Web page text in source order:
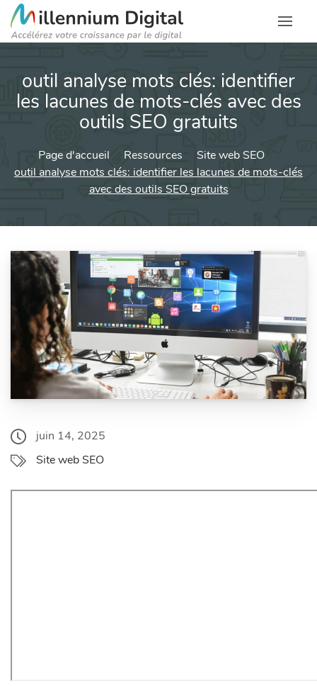
outil analyse mots clés: identifier
les lacunes de mots-clés avec des
outils SEO gratuits
Page d'accueil Ressources
Site web SEO
outil analyse mots clés: identifier les lacunes de mots-clés
avec des outils SEO gratuits
juin 14, 2025
Site web SEO